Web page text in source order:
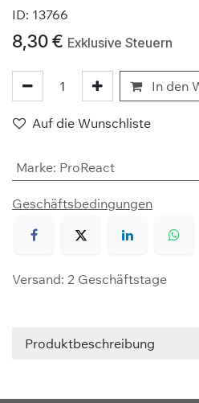
ID: 13766
8,30€ Exklusive Steuern
In den
Auf die Wunschliste
Marke: ProReact
Geschäftsbedingungen
Versand: 2 Geschäftstage
Produktbeschreibung